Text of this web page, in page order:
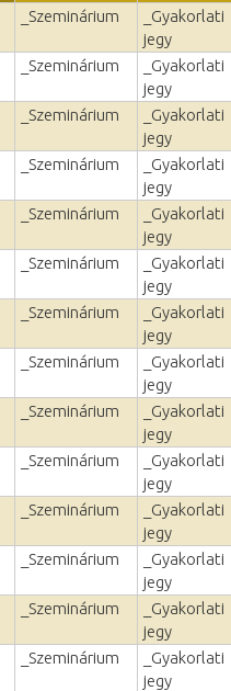
_Szeminárium
_Gyakorlati
jegy
_Szeminárium
_Gyakorlati
jegy
_Szeminárium
_Gyakorlati
jegy
_Szeminárium
_Gyakorlati
jegy
_Szeminárium
_Gyakorlati
jegy
_Szeminárium
_Gyakorlati
jegy
_Szeminárium
_Gyakorlati
jegy
_Szeminárium
_Gyakorlati
jegy
_Szeminárium
_Gyakorlati
jegy
_Szeminárium
_Gyakorlati
jegy
_Szeminárium
_Gyakorlati
jegy
_Szeminárium
_Gyakorlati
jegy
_Szeminárium
_Gyakorlati
jegy
_Szeminárium
_Gyakorlati
jegy